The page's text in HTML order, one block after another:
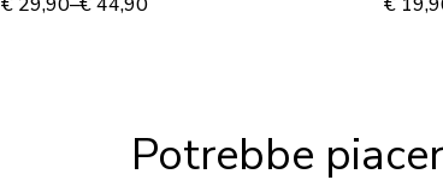
Potrebbe